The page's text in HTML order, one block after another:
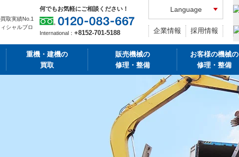
取実績No.1
シャルブロ
何でもお気軽にご相談ください！
International： +8152-701-5188
Language
企業情報 採用情報
重機・建機の
買取
販売機械の
修理・整備
お客様の機械の
修理・整備